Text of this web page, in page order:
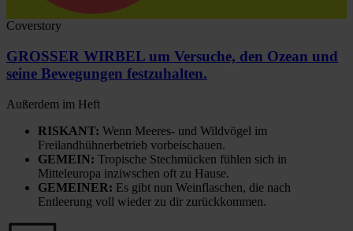
Coverstory
GROSSER WIRBEL um Versuche, den Ozean und
seine Bewegungen festzuhalten.
Außerdem im Heft
RISKANT: Wenn Meeres- und Wildvögel im
Freilandhühnerbetrieb vorbeischauen.
GEMEIN: Tropische Stechmücken fühlen sich in
Mitteleuropa inziwschen oft zu Hause.
GEMEINER: Es gibt nun Weinflaschen, die nach
Entleerung voll wieder zu dir zurückkommen.